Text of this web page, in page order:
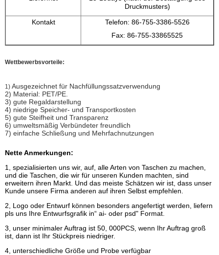
Druckmusters)
Kontakt
Telefon: 86-755-3386-5526
Fax: 86-755-33865525
Wettbewerbsvorteile:
1) Ausgezeichnet für Nachfüllungssatzverwendung
2) Material: PET/PE.
3) gute Regaldarstellung
4) niedrige Speicher- und Transportkosten
5) gute Steifheit und Transparenz
6) umweltsmäßig Verbündeter freundlich
7) einfache Schließung und Mehrfachnutzungen
Nette Anmerkungen:
1, spezialisierten uns wir, auf, alle Arten von Taschen zu machen,
und die Taschen, die wir für unseren Kunden machten, sind
erweitern ihren Markt. Und das meiste Schätzen wir ist, dass unser
Kunde unsere Firma anderen auf ihren Selbst empfehlen.
2, Logo oder Entwurf können besonders angefertigt werden, liefern
pls uns Ihre Entwurfsgrafik in“ ai- oder psd" Format.
3, unser minimaler Auftrag ist 50, 000PCS, wenn Ihr Auftrag groß
ist, dann ist Ihr Stückpreis niedriger.
4, unterschiedliche Größe und Probe verfügbar